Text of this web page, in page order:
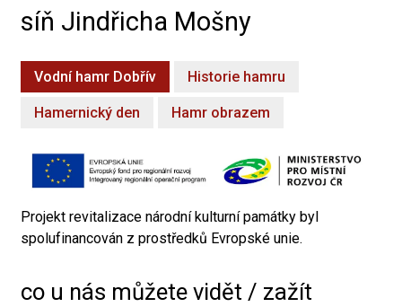
síň Jindřicha Mošny
Vodní hamr Dobřív Historie hamru
Hamernický den Hamr obrazem
Projekt revitalizace národní kulturní památky byl
spolufinancován z prostředků Evropské unie.
co u nás můžete vidět / zažít